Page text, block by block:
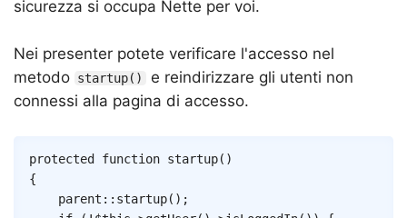
sicurezza si occupa Nette per voi.
Nei presenter potete verificare l'accesso nel
metodo startup()
e reindirizzare gli utenti non
connessi alla pagina di accesso.
protected function startup( )
{
parent :: startup( ) ;